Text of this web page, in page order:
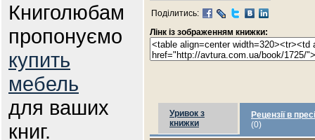
Книголюбам
пропонуємо
купить
мебель
для ваших
книг.
Поділитись:
Лінк із зображенням книжки:
Уривок з
книжки
Рецензії в пресі
(0)